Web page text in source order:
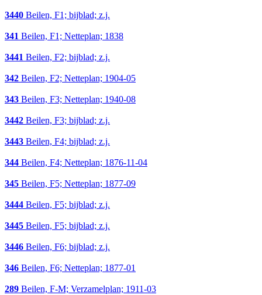
3440 Beilen, F1; bijblad; z.j.
341 Beilen, F1; Netteplan; 1838
3441 Beilen, F2; bijblad; z.j.
342 Beilen, F2; Netteplan; 1904-05
343 Beilen, F3; Netteplan; 1940-08
3442 Beilen, F3; bijblad; z.j.
3443 Beilen, F4; bijblad; z.j.
344 Beilen, F4; Netteplan; 1876-11-04
345 Beilen, F5; Netteplan; 1877-09
3444 Beilen, F5; bijblad; z.j.
3445 Beilen, F5; bijblad; z.j.
3446 Beilen, F6; bijblad; z.j.
346 Beilen, F6; Netteplan; 1877-01
289 Beilen, F-M; Verzamelplan; 1911-03